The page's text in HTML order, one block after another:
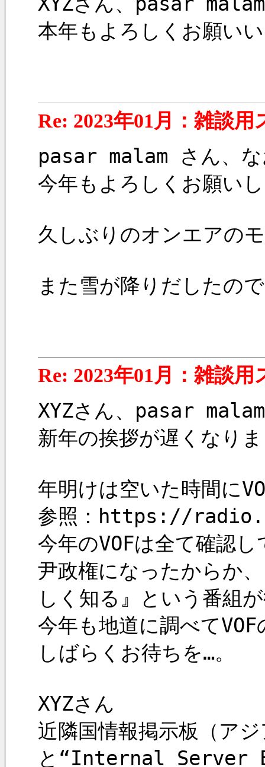
本年もよろしくお願い
Re: 2023年01月：雑談用
pasar malam さん、な
今年もよろしくお願い
久しぶりのオンエアの
また雪が降りだしたの
Re: 2023年01月：雑談用
XYZさん、pasar
新年の挨拶が遅くなり
年明けは空いた時間に
参照：https://
今年のVOFは全て確認
尹政権になったからか
しく知る』という番組
今年も地道に調べて
しばらくお待ちを…。
XYZさん
近隣国情報掲示板（ア
と“Internal Server